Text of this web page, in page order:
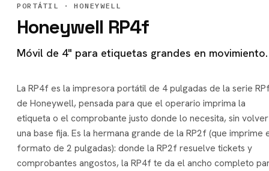
PORTÁTIL · HONEYWELL
Honeywell RP4f
Móvil de 4" para etiquetas grandes en movimiento.
La RP4f es la impresora portátil de 4 pulgadas de la serie
de Honeywell, pensada para que el operario imprima la
etiqueta o el comprobante justo donde lo necesita, sin
una base fija. Es la hermana grande de la RP2f (que imprime
formato de 2 pulgadas): donde la RP2f resuelve tickets y
comprobantes angostos, la RP4f te da el ancho completo